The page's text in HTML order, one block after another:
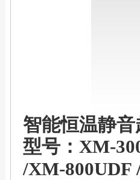
智能恒温静
型号 ：XM-
/XM-800UDF